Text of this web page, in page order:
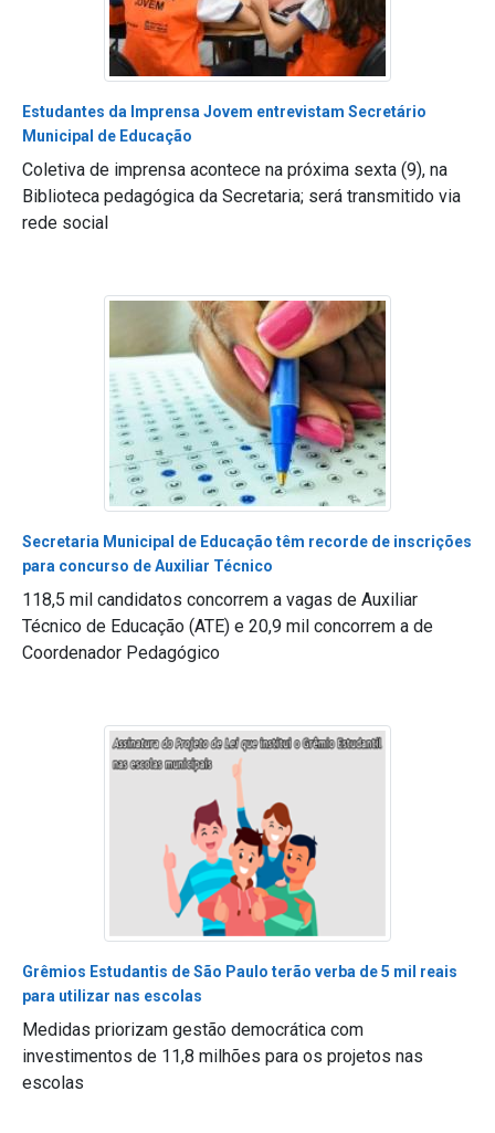
Estudantes da Imprensa Jovem entrevistam Secretário
Municipal de Educação
Coletiva de imprensa acontece na próxima sexta (9), na
Biblioteca pedagógica da Secretaria; será transmitido via
rede social
Secretaria Municipal de Educação têm recorde de inscrições
para concurso de Auxiliar Técnico
118,5 mil candidatos concorrem a vagas de Auxiliar
Técnico de Educação (ATE) e 20,9 mil concorrem a de
Coordenador Pedagógico
Grêmios Estudantis de São Paulo terão verba de 5 mil reais
para utilizar nas escolas
Medidas priorizam gestão democrática com
investimentos de 11,8 milhões para os projetos nas
escolas